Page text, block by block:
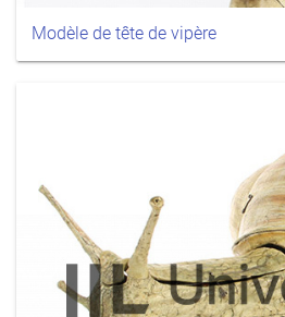
Modèle de tête de vipère